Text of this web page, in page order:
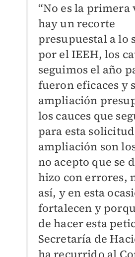
“No es la primera
hay un recorte
presupuestal a lo
por el IEEH, los
seguimos el año
fueron eficaces y
ampliación
los cauces que
para esta
ampliación son
no acepto que se
hizo con errores,
así, y en esta
fortalecen y
de hacer esta
Secretaría de
ha recurrido al